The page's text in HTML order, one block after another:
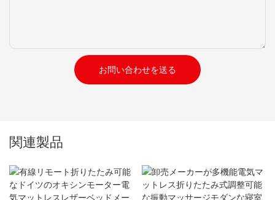
お問い合わせを送る
関連製品